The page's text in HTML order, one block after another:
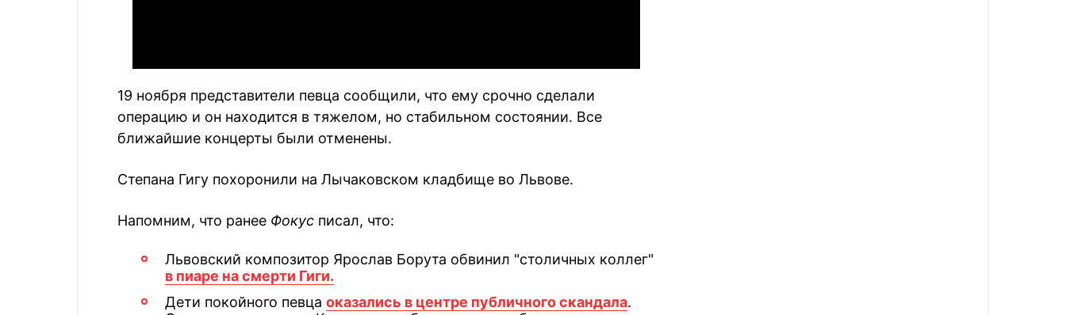
19 ноября представители певца сообщили, что ему срочно сделали
операцию и он находится в тяжелом, но стабильном состоянии. Все
ближайшие концерты были отменены.
Степана Гигу похоронили на Лычаковском кладбище во Львове.
Напомним, что ранее Фокус писал, что:
Львовский композитор Ярослав Борута обвинил "столичных коллег"
в пиаре на смерти Гиги.
Дети покойного певца оказались в центре публичного скандала.